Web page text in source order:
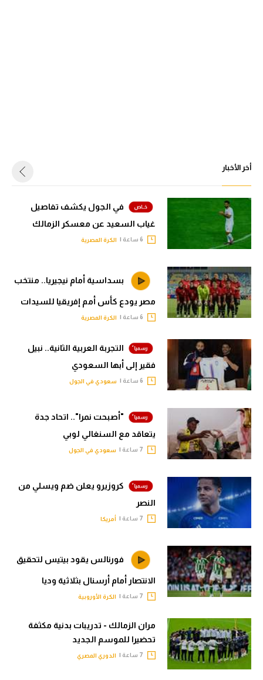
أخر الأخبار
في الجول يكشف تفاصيل
غياب السعيد عن معسكر الزمالك
الكرة المصرية
بسداسية أمام نيجيريا.. منتخب
مصر يودع كأس أمم إفريقيا للسيدات
الكرة المصرية
التجربة العربية الثانية.. نبيل
فقير إلى أبها السعودي
سعودي في الجول
"أصبحت نمرا".. اتحاد جدة
يتعاقد مع السنغالي لوبي
سعودي في الجول
كروزيرو يعلن ضم ويسلي من
النصر
أمريكا
فورنالس يقود بيتيس لتحقيق
الانتصار أمام أرسنال بثلاثية وديا
الكرة الأوروبية
مران الزمالك - تدريبات بدنية مكثفة
تحضيرا للموسم الجديد
الدوري المصري